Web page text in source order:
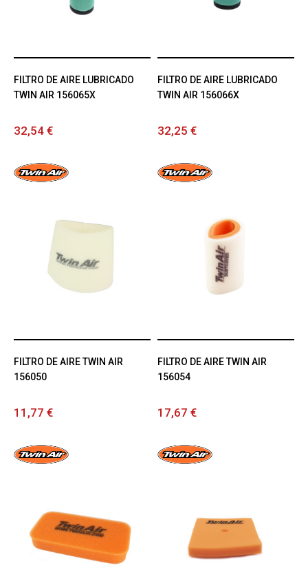
FILTRO DE AIRE LUBRICADO
TWIN AIR 156065X
32,54 €
FILTRO DE AIRE LUBRICADO
TWIN AIR 156066X
32,25 €
FILTRO DE AIRE TWIN AIR
156050
11,77 €
FILTRO DE AIRE TWIN AIR
156054
17,67 €